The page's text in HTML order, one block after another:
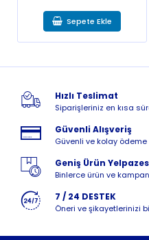
Sepete Ekle
Hızlı Teslimat
Siparişleriniz en kısa
Güvenli Alışveriş
Güvenli ve kolay
Geniş Ürün
Binlerce ürün ve
7 / 24 DESTEK
Öneri ve şikayetlerinizi